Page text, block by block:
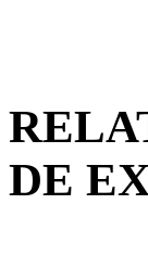
DE